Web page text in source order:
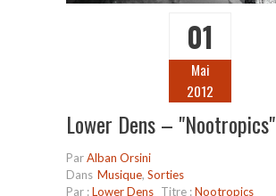
01
Mai
2012
Lower Dens – "Nootropics"
ParAlban Orsini
Dans Musique, Sorties
Par :Lower Dens Titre :Nootropics